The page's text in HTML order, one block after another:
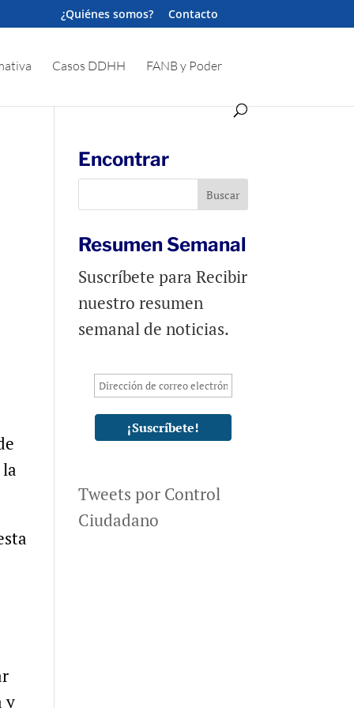
¿Quiénes somos? Contacto
Casos DDHH FANB y Poder
y
Encontrar
Resumen Semanal
Suscríbete para Recibir
nuestro resumen
semanal de noticias.
Tweets por Control
Ciudadano